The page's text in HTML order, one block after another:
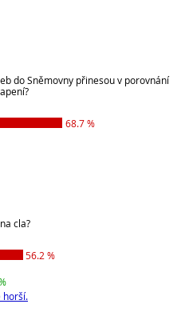
do Sněmovny přinesou v porovnání
68.7 %
cla?
56.2 %
horší.